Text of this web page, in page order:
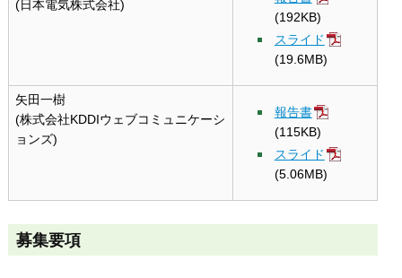
(日本電気株式会社)
(192KB)
スライド
(19.6MB)
矢田一樹
(株式会社KDDIウェブコミュニケーシ
ョンズ)
報告書
(115KB)
スライド
(5.06MB)
募集要項